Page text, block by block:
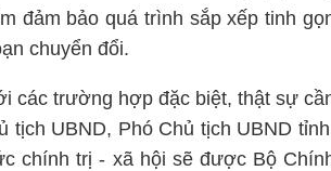
đảm bảo quá trình sắp xếp tinh
chuyển đổi.
các trường hợp đặc biệt, thật sự
UBND, Phó Chủ tịch UBND
chính trị - xã hội sẽ được Bộ